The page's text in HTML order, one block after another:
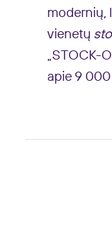
modernių,
vienetų
„STOCK-
apie 9 000